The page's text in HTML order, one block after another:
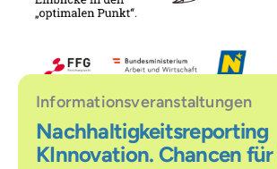
Informationsveranstaltungen
Nachhaltigkeitsreporting
KInnovation. Chancen